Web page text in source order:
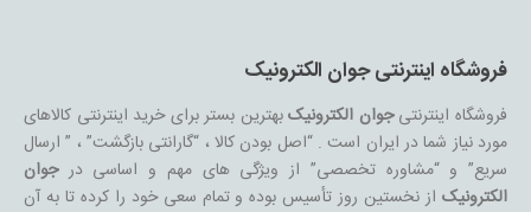
فروشگاه اینترنتی جوان الکترونیک
فروشگاه اینترنتیجوان الکترونیکبهترین بستر برای خرید اینترنتی کالاهای
مورد نیاز شما در ایران است . “اصل بودن کالا ، “گارانتی بازگشت” ، ” ارسال
سریع” و “مشاوره تخصصی” از ویژگی های مهم و اساسی درجوان
الکترونیکاز نخستین روز تأسیس بوده و تمام سعی خود را کرده تا به آن